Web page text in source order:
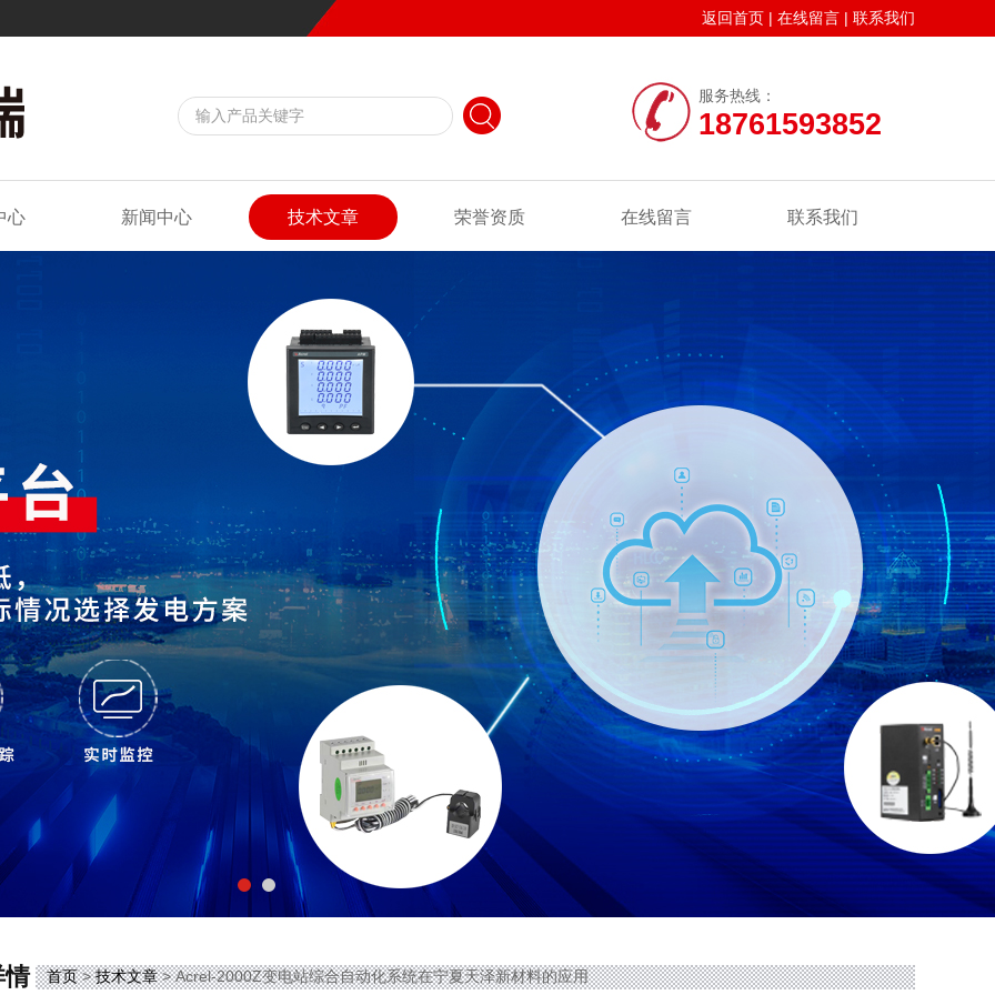
返回首页 | 在线留言 | 联系我们
服务热线：
18761593852
心 新闻中心 技术文章 荣誉资质 在线留言 联系我们
情 首页>技术文章> Acrel-2000Z变电站综合自动化系统在宁夏天泽新材料的应用